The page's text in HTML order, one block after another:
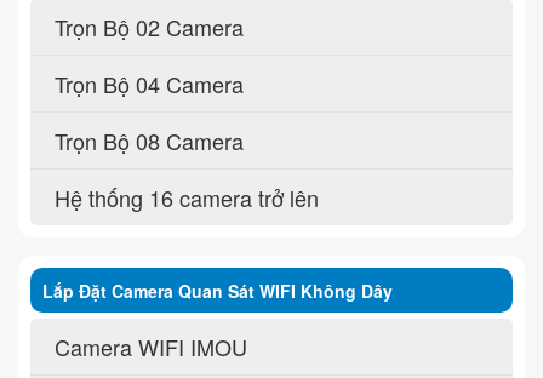
Trọn Bộ 02 Camera
Trọn Bộ 04 Camera
Trọn Bộ 08 Camera
Hệ thống 16 camera trở lên
Lắp Đặt Camera Quan Sát WIFI Không Dây
Camera WIFI IMOU